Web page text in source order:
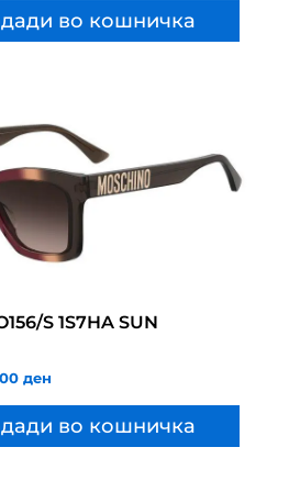
во кошничка
S 1S7HA SUN
ден
во кошничка